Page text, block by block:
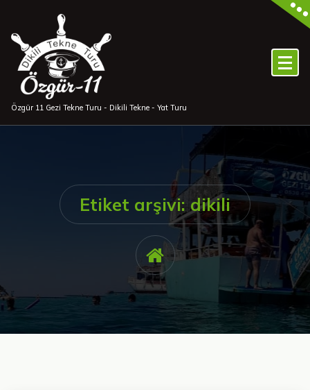
Özgür 11 Gezi Tekne Turu - Dikili Tekne - Yat Turu
Etiket arşivi: dikili